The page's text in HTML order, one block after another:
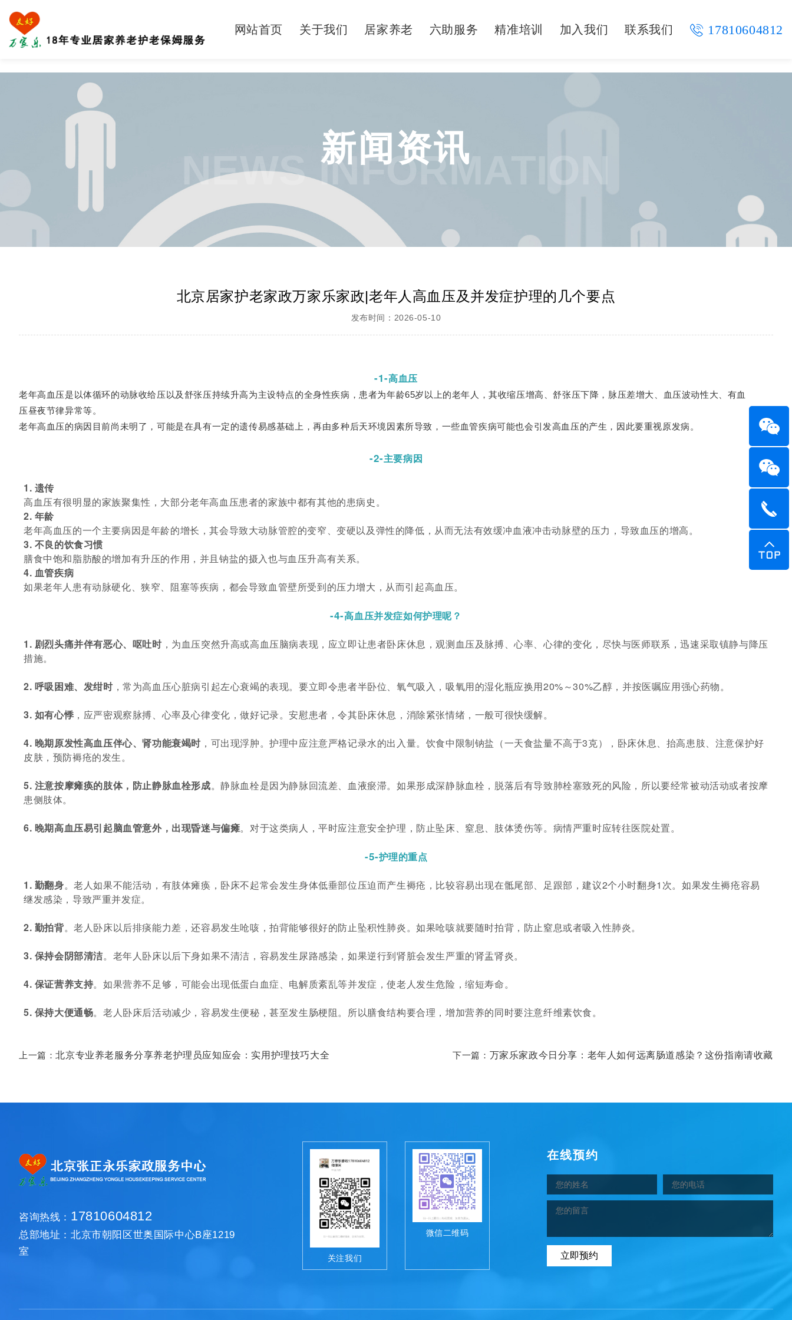
网站首页 关于我们 居家养老 六助服务 精准培训 加入我们 联系我们 17810604812
新闻资讯
NEWS INFORMATION
北京居家护老家政万家乐家政|老年人高血压及并发症护理的几个要点
发布时间：2026-05-10
-1-高血压
老年高血压是以体循环的动脉收给压以及舒张压持续升高为主设特点的全身性疾病，患者为年龄65岁以上的老年人，其收缩压增高、舒张压下降，脉压差增大、血压波动性大、有血
压昼夜节律异常等。
老年高血压的病因目前尚未明了，可能是在具有一定的遗传易感基础上，再由多种后天环境因素所导致，一些血管疾病可能也会引发高血压的产生，因此要重视原发病。
-2-主要病因
1. 遗传
高血压有很明显的家族聚集性，大部分老年高血压患者的家族中都有其他的患病史。
2. 年龄
老年高血压的一个主要病因是年龄的增长，其会导致大动脉管腔的变窄、变硬以及弹性的降低，从而无法有效缓冲血液冲击动脉壁的压力，导致血压的增高。
3. 不良的饮食习惯
膳食中饱和脂肪酸的增加有升压的作用，并且钠盐的摄入也与血压升高有关系。
4. 血管疾病
如果老年人患有动脉硬化、狭窄、阻塞等疾病，都会导致血管壁所受到的压力增大，从而引起高血压。
-4-高血压并发症如何护理呢？
1. 剧烈头痛并伴有恶心、呕吐时，为血压突然升高或高血压脑病表现，应立即让患者卧床休息，观测血压及脉搏、心率、心律的变化，尽快与医师联系，迅速采取镇静与降压
措施。
2. 呼吸困难、发绀时，常为高血压心脏病引起左心衰竭的表现。要立即令患者半卧位、氧气吸入，吸氧用的湿化瓶应换用20%～30%乙醇，并按医嘱应用强心药物。
3. 如有心悸 ，应严密观察脉搏、心率及心律变化，做好记录。安慰患者，令其卧床休息，消除紧张情绪，一般可很快缓解。
4. 晚期原发性高血压伴心、肾功能衰竭时 ，可出现浮肿。护理中应注意严格记录水的出入量。饮食中限制钠盐（一天食盐量不高于3克），卧床休息、抬高患肢、注意保护好
皮肤，预防褥疮的发生。
5. 注意按摩瘫痪的肢体，防止静脉血栓形成。静脉血栓是因为静脉回流差、血液瘀滞。如果形成深静脉血栓，脱落后有导致肺栓塞致死的风险，所以要经常被动活动或者按摩
患侧肢体。
6. 晚期高血压易引起脑血管意外，出现昏迷与偏瘫。对于这类病人，平时应注意安全护理，防止坠床、窒息、肢体烫伤等。病情严重时应转往医院处置。
-5-护理的重点
1. 勤翻身。老人如果不能活动，有肢体瘫痪，卧床不起常会发生身体低垂部位压迫而产生褥疮，比较容易出现在骶尾部、足跟部，建议2个小时翻身1次。如果发生褥疮容易
继发感染，导致严重并发症。
2. 勤拍背。老人卧床以后排痰能力差，还容易发生呛咳，拍背能够很好的防止坠积性肺炎。如果呛咳就要随时拍背，防止窒息或者吸入性肺炎。
3. 保持会阴部清洁。老年人卧床以后下身如果不清洁，容易发生尿路感染，如果逆行到肾脏会发生严重的肾盂肾炎。
4. 保证营养支持。如果营养不足够，可能会出现低蛋白血症、电解质紊乱等并发症，使老人发生危险，缩短寿命。
5. 保持大便通畅。老人卧床后活动减少，容易发生便秘，甚至发生肠梗阻。所以膳食结构要合理，增加营养的同时要注意纤维素饮食。
上一篇：北京专业养老服务分享养老护理员应知应会：实用护理技巧大全 下一篇： 万家乐家政今日分享：老年人如何远离肠道感染？这份指南请收藏
咨询热线： 17810604812
总部地址：北京市朝阳区世奥国际中心B座1219
室
关注我们
微信二维码
在线预约
立即预约